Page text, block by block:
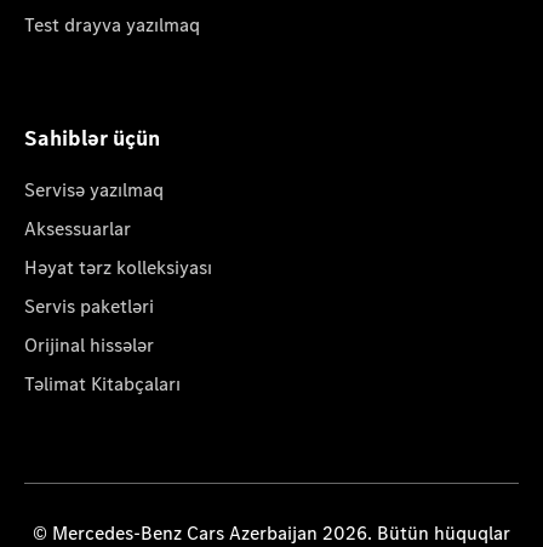
Test drayva yazılmaq
Sahiblər üçün
Servisə yazılmaq
Aksessuarlar
Həyat tərz kolleksiyası
Servis paketləri
Orijinal hissələr
Təlimat Kitabçaları
© Mercedes-Benz Cars Azerbaijan 2026. Bütün hüquqlar